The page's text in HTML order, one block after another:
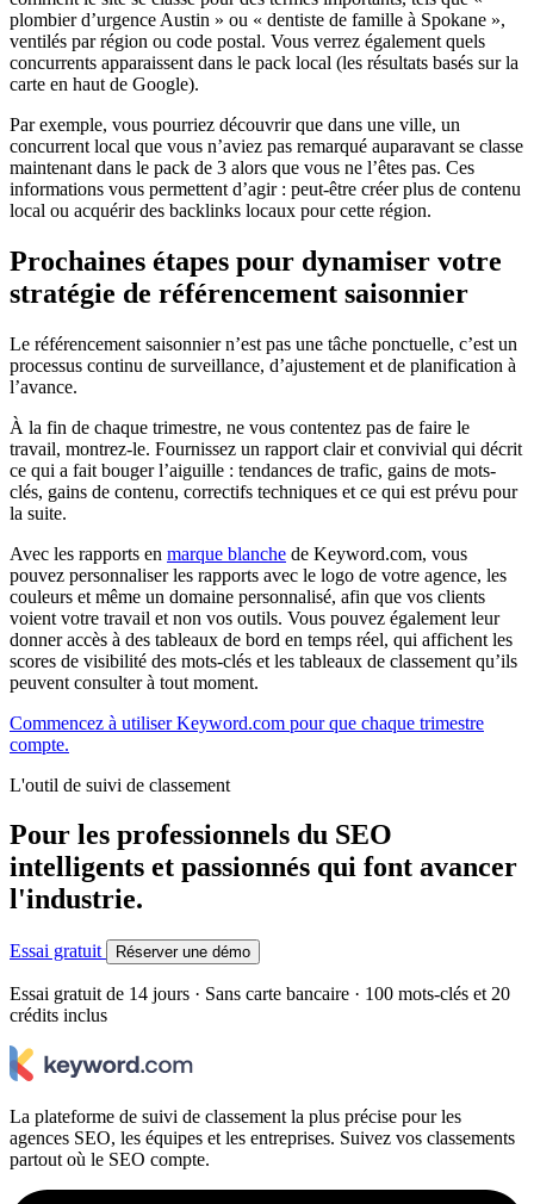
plombier d’urgence Austin » ou « dentiste de famille à Spokane »,
ventilés par région ou code postal. Vous verrez également quels
concurrents apparaissent dans le pack local (les résultats basés sur la
carte en haut de Google).
Par exemple, vous pourriez découvrir que dans une ville, un
concurrent local que vous n’aviez pas remarqué auparavant se classe
maintenant dans le pack de 3 alors que vous ne l’êtes pas. Ces
informations vous permettent d’agir : peut-être créer plus de contenu
local ou acquérir des backlinks locaux pour cette région.
Prochaines étapes pour dynamiser votre
stratégie de référencement saisonnier
Le référencement saisonnier n’est pas une tâche ponctuelle, c’est un
processus continu de surveillance, d’ajustement et de planification à
l’avance.
À la fin de chaque trimestre, ne vous contentez pas de faire le
travail, montrez-le. Fournissez un rapport clair et convivial qui décrit
ce qui a fait bouger l’aiguille : tendances de trafic, gains de mots-
clés, gains de contenu, correctifs techniques et ce qui est prévu pour
la suite.
Avec les rapports en marque blanche de Keyword.com, vous
pouvez personnaliser les rapports avec le logo de votre agence, les
couleurs et même un domaine personnalisé, afin que vos clients
voient votre travail et non vos outils. Vous pouvez également leur
donner accès à des tableaux de bord en temps réel, qui affichent les
scores de visibilité des mots-clés et les tableaux de classement qu’ils
peuvent consulter à tout moment.
Commencez à utiliser Keyword.com pour que chaque trimestre
compte.
L'outil de suivi de classement
Pour les professionnels du SEO
intelligents et passionnés qui font avancer
l'industrie.
Essai gratuit Réserver une démo
Essai gratuit de 14 jours · Sans carte bancaire · 100 mots-clés et 20
crédits inclus
La plateforme de suivi de classement la plus précise pour les
agences SEO, les équipes et les entreprises. Suivez vos classements
partout où le SEO compte.